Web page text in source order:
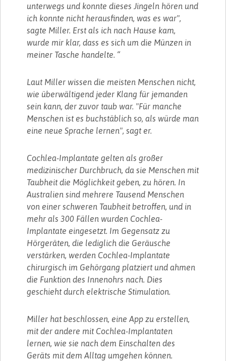
unterwegs und konnte dieses Jingeln hören und
ich konnte nicht herausfinden, was es war",
sagte Miller. Erst als ich nach Hause kam,
wurde mir klar, dass es sich um die Münzen in
meiner Tasche handelte. “
Laut Miller wissen die meisten Menschen nicht,
wie überwältigend jeder Klang für jemanden
sein kann, der zuvor taub war. "Für manche
Menschen ist es buchstäblich so, als würde man
eine neue Sprache lernen", sagt er.
Cochlea-Implantate gelten als großer
medizinischer Durchbruch, da sie Menschen mit
Taubheit die Möglichkeit geben, zu hören. In
Australien sind mehrere Tausend Menschen
von einer schweren Taubheit betroffen, und in
mehr als 300 Fällen wurden Cochlea-
Implantate eingesetzt. Im Gegensatz zu
Hörgeräten, die lediglich die Geräusche
verstärken, werden Cochlea-Implantate
chirurgisch im Gehörgang platziert und ahmen
die Funktion des Innenohrs nach. Dies
geschieht durch elektrische Stimulation.
Miller hat beschlossen, eine App zu erstellen,
mit der andere mit Cochlea-Implantaten
lernen, wie sie nach dem Einschalten des
Geräts mit dem Alltag umgehen können.